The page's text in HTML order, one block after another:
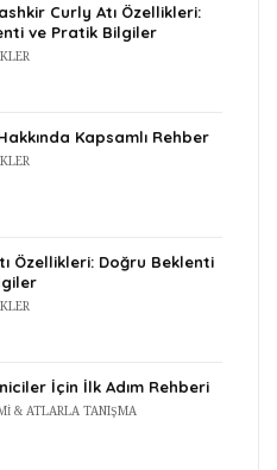
Curly Atı Özellikleri:
ve Pratik Bilgiler
Kapsamlı Rehber
Özellikleri: Doğru Beklenti
İçin İlk Adım Rehberi
& ATLARLA TANIŞMA